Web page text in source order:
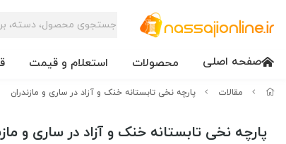
صفحه اصلی محصولات استعلام و قیمت
مقالات پارچه نخی تابستانه خنک و آزاد در ساری و مازندران
پارچه نخی تابستانه خنک و آزاد در ساری و